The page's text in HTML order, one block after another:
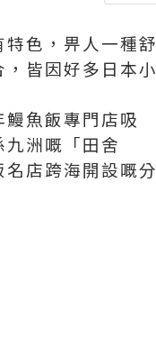
色，畀人一種舒
皆因好多日本小
魚飯專門店吸
洲嘅「田舍
店跨海開設嘅分